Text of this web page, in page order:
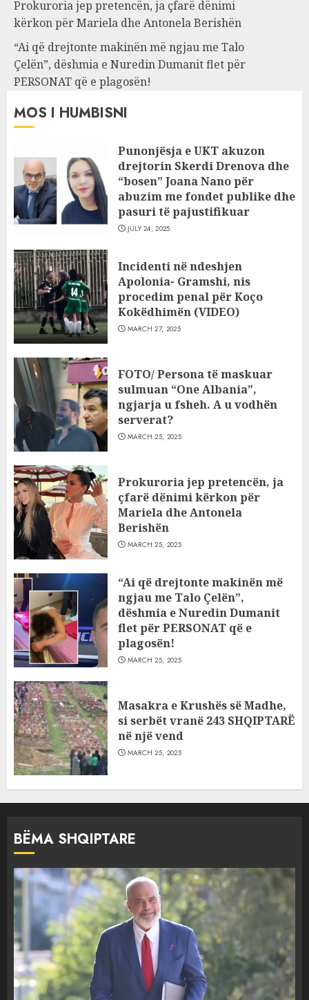
Prokuroria jep pretencën, ja çfarë dënimi
kërkon për Mariela dhe Antonela Berishën
“Ai që drejtonte makinën më ngjau me Talo
Çelën”, dëshmia e Nuredin Dumanit flet për
PERSONAT që e plagosën!
MOS I HUMBISNI
Punonjësja e UKT akuzon
drejtorin Skerdi Drenova dhe
“bosen” Joana Nano për
abuzim me fondet publike dhe
pasuri të pajustifikuar
JULY 24, 2025
Incidenti në ndeshjen
Apolonia- Gramshi, nis
procedim penal për Koço
Kokëdhimën (VIDEO)
MARCH 27, 2025
FOTO/ Persona të maskuar
sulmuan “One Albania”,
ngjarja u fsheh. A u vodhën
serverat?
MARCH 25, 2025
Prokuroria jep pretencën, ja
çfarë dënimi kërkon për
Mariela dhe Antonela
Berishën
MARCH 25, 2025
“Ai që drejtonte makinën më
ngjau me Talo Çelën”,
dëshmia e Nuredin Dumanit
flet për PERSONAT që e
plagosën!
MARCH 25, 2025
Masakra e Krushës së Madhe,
si serbët vranë 243 SHQIPTARË
në një vend
MARCH 25, 2025
BËMA SHQIPTARE